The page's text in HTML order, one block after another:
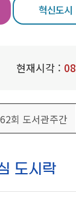
혁신도시
현재시각 : 08
62회 도서관주간
도시락